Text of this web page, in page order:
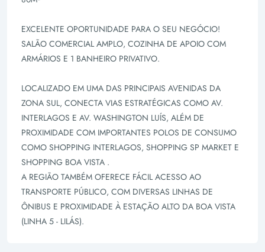
EXCELENTE OPORTUNIDADE PARA O SEU NEGÓCIO!
SALÃO COMERCIAL AMPLO, COZINHA DE APOIO COM
ARMÁRIOS E 1 BANHEIRO PRIVATIVO.
LOCALIZADO EM UMA DAS PRINCIPAIS AVENIDAS DA
ZONA SUL, CONECTA VIAS ESTRATÉGICAS COMO AV.
INTERLAGOS E AV. WASHINGTON LUÍS, ALÉM DE
PROXIMIDADE COM IMPORTANTES POLOS DE CONSUMO
COMO SHOPPING INTERLAGOS, SHOPPING SP MARKET E
SHOPPING BOA VISTA .
A REGIÃO TAMBÉM OFERECE FÁCIL ACESSO AO
TRANSPORTE PÚBLICO, COM DIVERSAS LINHAS DE
ÔNIBUS E PROXIMIDADE À ESTAÇÃO ALTO DA BOA VISTA
(LINHA 5 - LILÁS).